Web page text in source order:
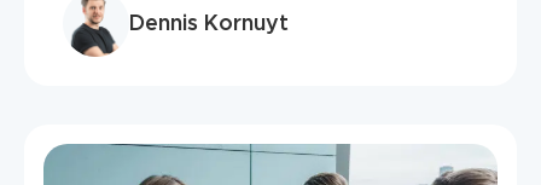
Dennis Kornuyt